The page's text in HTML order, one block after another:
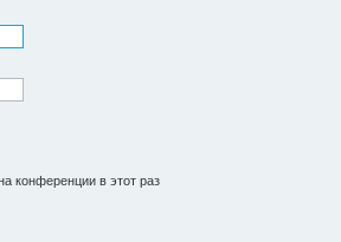
конференции в этот раз